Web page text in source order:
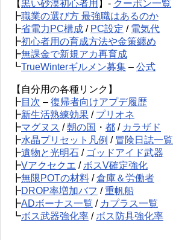
【黒い砂漠初心者用 】- クーポン一覧
┣職業の選び方 最強職はあるのか
┣省電力PC構成 / PC設定 / 電気代
┣初心者用の育成方法や金策纏め
┣無課金で新規アカ再育成
┗TrueWinterギルメン募集 – 公式
【自分用の各種リンク】
┣目次 – 復帰者向けアプデ履歴
┣新生活熟練効果 / プリオネ
┣マグヌス /朝の国 ・ 都 / カラザド
┣水晶プリセット凡例 / 冒険日誌一覧
┣遺物と光明石 / ゴッドアイド武器
┣Vアクセクエ / ボスV確定強化
┣無限POTの材料 /倉庫＆労働者
┣DROP率増加バフ /重帆船
┣ADボーナス一覧 / カプラス一覧
┗ボス武器強化率 / ボス防具強化率